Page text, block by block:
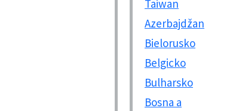
Taiwan
Azerbajdžan
Bielorusko
Belgicko
Bulharsko
Bosna a